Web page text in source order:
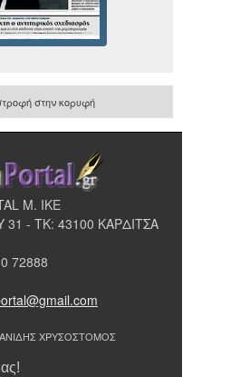
στην κορυφή
Μ. ΙΚΕ
- ΤΚ: 43100 ΚΑΡΔΙΤΣΑ
72888
ΧΡΥΣΟΣΤΟΜΟΣ